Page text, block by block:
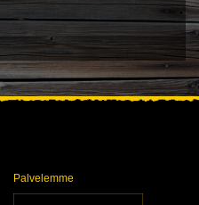
Palvelemme